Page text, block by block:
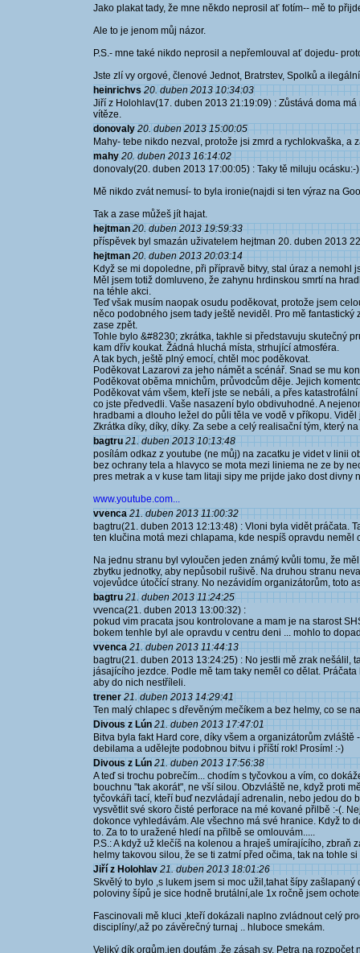
Jako plakat tady, že mne někdo neprosil ať fotím-- mě to
Ale to je jenom můj názor.
P.S.- mne také nikdo neprosil a nepřemlouval ať dojedu-
Jste zlí vy orgové, členové Jednot, Bratrstev, Spolků a
heinrichvs 20. duben 2013 10:34:03
Jiří z Holohlav(17. duben 2013 21:19:09) : Zůstává doma
vítěze.
donovaly 20. duben 2013 15:00:05
Mahy- tebe nikdo nezval, protože jsi zmrd a rychlokvaška, a
mahy 20. duben 2013 16:14:02
donovaly(20. duben 2013 17:00:05) : Taky tě miluju ocásku:-)
Mě nikdo zvát nemusí- to byla ironie(najdi si ten výraz na
Tak a zase můžeš jít hajat.
hejtman 20. duben 2013 19:59:33
příspěvek byl smazán uživatelem hejtman 20. duben 2013
hejtman 20. duben 2013 20:03:14
Když se mi dopoledne, při přípravě bitvy, stal úraz a nemohl
Měl jsem totiž domluveno, že zahynu hrdinskou smrtí na
na téhle akci.
Teď však musím naopak osudu poděkovat, protože jsem
něco podobného jsem tady ještě neviděl. Pro mě
zase zpět.
Tohle bylo &#8230; zkrátka, takhle si představuju skutečný
kam dřív koukat. Žádná hluchá místa, strhující atmosféra.
A tak bych, ještě plný emocí, chtěl moc poděkovat.
Poděkovat Lazarovi za jeho námět a scénář. Snad se mu
Poděkovat oběma mnichům, průvodcům děje. Jejich
Poděkovat vám všem, kteří jste se nebáli, a přes
co jste předvedli. Vaše nasazení bylo obdivuhodné. A
hradbami a dlouho ležel do půli těla ve vodě v příkopu.
Zkrátka díky, díky, díky. Za sebe a celý realisační tým, který
bagtru 21. duben 2013 10:13:48
posílám odkaz z youtube (ne můj) na zacatku je videt v linii
bez ochrany tela a hlavyco se mota mezi liniema ne ze by
pres metrak a v kuse tam litaji sipy me prijde jako dost divny
www.youtube.com...
vvenca 21. duben 2013 11:00:32
bagtru(21. duben 2013 12:13:48) : Vloni byla vidět práčata.
ten klučina motá mezi chlapama, kde nespíš opravdu neměl
Na jednu stranu byl vyloučen jeden známý kvůli tomu, že
zbytku jednotky, aby nepůsobil rušivě. Na druhou stranu
vojevůdce útočící strany. No nezávidím organizátorům, toto
bagtru 21. duben 2013 11:24:25
vvenca(21. duben 2013 13:00:32) :
pokud vim pracata jsou kontrolovane a mam je na starost
bokem tenhle byl ale opravdu v centru deni ... mohlo to
vvenca 21. duben 2013 11:44:13
bagtru(21. duben 2013 13:24:25) : No jestli mě zrak nešálil,
jásajícího jezdce. Podle mě tam taky neměl co dělat.
aby do nich nestříleli.
trener 21. duben 2013 14:29:41
Ten malý chlapec s dřevěným mečíkem a bez helmy, co se
Divous z Lún 21. duben 2013 17:47:01
Bitva byla fakt Hard core, díky všem a organizátorům
debilama a udělejte podobnou bitvu i příští rok! Prosím! :-)
Divous z Lún 21. duben 2013 17:56:38
A teď si trochu pobrečím... chodím s tyčovkou a vím, co
bouchnu "tak akorát", ne vší silou. Obzvláště ne, když proti
tyčovkáři tací, kteří buď nezvládají adrenalin, nebo jedou do
vysvětlit své skoro čisté perforace na mé kované přilbě :-(.
dokonce vyhledávám. Ale všechno má své hranice. Když to
to. Za to to uražené hledí na přilbě se omlouvám.....
P.S.: A když už klečíš na kolenou a hraješ umírajícího,
helmy takovou silou, že se ti zatmí před očima, tak na tohle
Jiří z Holohlav 21. duben 2013 18:01:26
Skvělý to bylo ,s lukem jsem si moc užil,tahat šípy
poloviny šípů je sice hodně brutální,ale 1x ročně jsem
Fascinovali mě kluci ,kteří dokázali naplno zvládnout celý
disciplíny/,až po závěrečný turnaj .. hluboce smekám.
Veliký dík orgům,jen doufám ,že zásah sv. Petra na rozpočet